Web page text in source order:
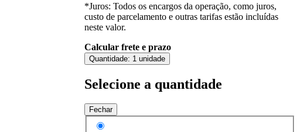
*Juros: Todos os encargos da operação, como juros,
custo de parcelamento e outras tarifas estão incluídas
neste valor.
Calcular frete e prazo
Quantidade: 1 unidade
Selecione a quantidade
Fechar